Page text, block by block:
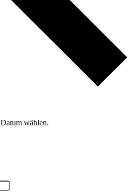
Datum wählen.